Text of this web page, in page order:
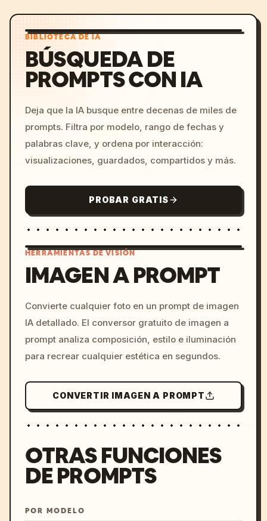
BIBLIOTECA DE IA
BÚSQUEDA DE
PROMPTS CON IA
Deja que la IA busque entre decenas de miles de
prompts. Filtra por modelo, rango de fechas y
palabras clave, y ordena por interacción:
visualizaciones, guardados, compartidos y más.
PROBAR GRATIS
c, cyberpunk sunset, neon
colors, 8k --v 6.0
HERRAMIENTAS DE VISIÓN
IMAGEN A PROMPT
Convierte cualquier foto en un prompt de imagen
IA detallado. El conversor gratuito de imagen a
prompt analiza composición, estilo e iluminación
para recrear cualquier estética en segundos.
CONVERTIR IMAGEN A PROMPT
OTRAS FUNCIONES
DE PROMPTS
POR MODELO